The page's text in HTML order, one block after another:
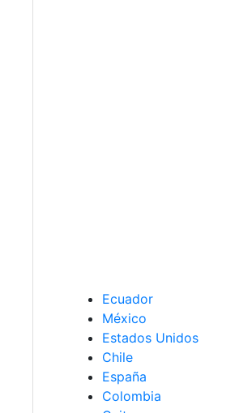
Ecuador
México
Estados Unidos
Chile
España
Colombia